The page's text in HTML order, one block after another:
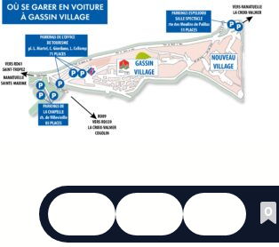
Le lingue
Chiudere il menu
Accessibilità
Chiudere il menu
Ricerca
Chiudere
0